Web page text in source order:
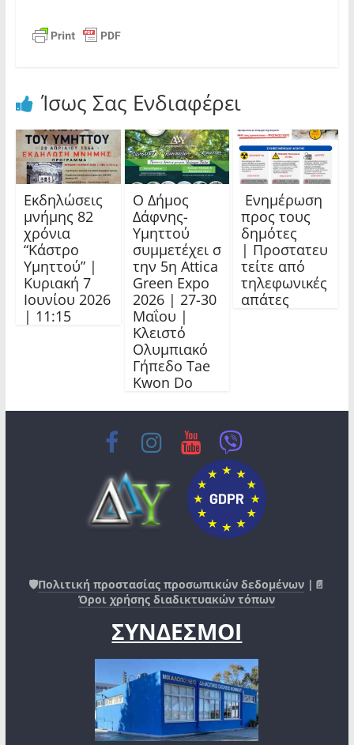
Ίσως Σας Ενδιαφέρει
Εκδηλώσεις
μνήμης 82
χρόνια
“Κάστρο
Υμηττού” |
Κυριακή 7
Ιουνίου 2026
| 11:15
Ο Δήμος
Δάφνης-
Υμηττού
συμμετέχει σ
την 5η Attica
Green Expo
2026 | 27-30
Μαΐου |
Κλειστό
Ολυμπιακό
Γήπεδο Tae
Kwon Do
Ενημέρωση
προς τους
δημότες
| Προστατευ
τείτε από
τηλεφωνικές
απάτες
🛡️Πολιτική προστασίας προσωπικών δεδομένων |📄
Όροι χρήσης διαδικτυακών τόπων
ΣΥΝΔΕΣΜΟΙ